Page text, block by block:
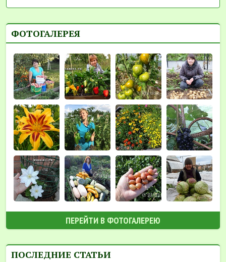
ФОТОГАЛЕРЕЯ
ПЕРЕЙТИ В ФОТОГАЛЕРЕЮ
ПОСЛЕДНИЕ СТАТЬИ